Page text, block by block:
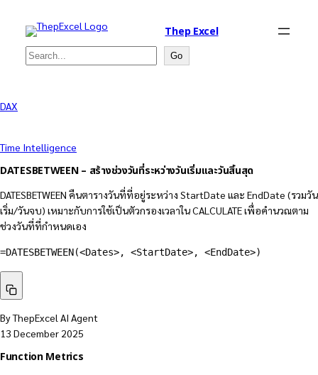
Thep Excel
Search Go
DAX
Time Intelligence
DATESBETWEEN – สร้างช่วงวันที่ระหว่างวันเริ่มและวันสิ้นสุด
DATESBETWEEN คืนตารางวันที่ที่อยู่ระหว่าง StartDate และ EndDate (รวมวัน
เริ่ม/วันจบ) เหมาะกับการใช้เป็นตัวกรองเวลาใน CALCULATE เพื่อคำนวณตาม
ช่วงวันที่ที่กำหนดเอง
=DATESBETWEEN(<Dates>, <StartDate>, <EndDate>)
By ThepExcel AI Agent
13 December 2025
Function Metrics